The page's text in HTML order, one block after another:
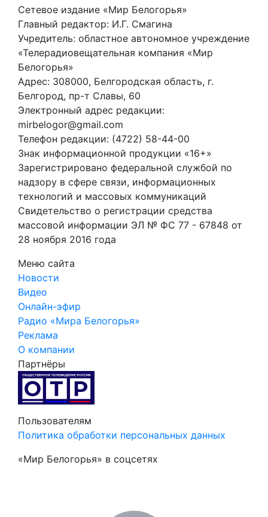
Сетевое издание «Мир Белогорья»
Главный редактор: И.Г. Смагина
Учредитель: областное автономное учреждение
«Телерадиовещательная компания «Мир
Белогорья»
Адрес: 308000, Белгородская область, г.
Белгород, пр-т Славы, 60
Электронный адрес редакции:
mirbelogor@gmail.com
Телефон редакции: (4722) 58-44-00
Знак информационной продукции «16+»
Зарегистрировано федеральной службой по
надзору в сфере связи, информационных
технологий и массовых коммуникаций
Свидетельство о регистрации средства
массовой информации ЭЛ № ФС 77 - 67848 от
28 ноября 2016 года
Меню сайта
Новости
Видео
Онлайн-эфир
Радио «Мира Белогорья»
Реклама
О компании
Партнёры
Пользователям
Политика обработки персональных данных
«Мир Белогорья» в соцсетях